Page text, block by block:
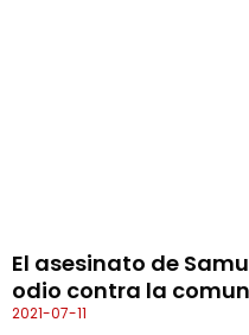
El asesinato de
odio contra la
2021-07-11